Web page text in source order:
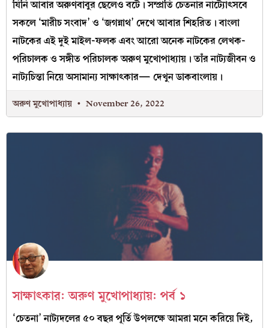
যিনি আবার অরুণবাবুর ছেলেও বটে। সম্প্রতি চেতনার নাট্যোৎসবে
সকলে ‘মারীচ সংবাদ’ ও ‘জগন্নাথ’ দেখে আবার শিহরিত। বাংলা
নাটকের এই দুই মাইল-ফলক এবং আরো অনেক নাটকের লেখক-
পরিচালক ও সঙ্গীত পরিচালক অরুণ মুখোপাধ্যায়। তাঁর নাট্যজীবন ও
নাট্যচিন্তা নিয়ে অসামান্য সাক্ষাৎকার— দেখুন ডাকবাংলায়।
অরুণ মুখোপাধ্যায় November 26, 2022
সাক্ষাৎকার: অরুণ মুখোপাধ্যায়: পর্ব ১
‘চেতনা’ নাট্যদলের ৫০ বছর পূর্তি উপলক্ষে আমরা মনে করিয়ে দিই,